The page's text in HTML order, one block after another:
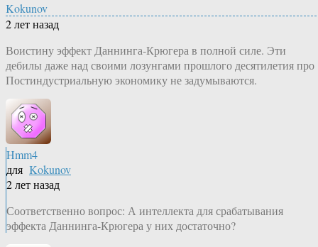
Kokunov
2 лет назад
Воистину эффект Даннинга-Крюгера в полной силе. Эти
дебилы даже над своими лозунгами прошлого десятилетия про
Постиндустриальную экономику не задумываются.
Hmm4
для Kokunov
2 лет назад
Соответственно вопрос: А интеллекта для срабатывания
эффекта Даннинга-Крюгера у них достаточно?